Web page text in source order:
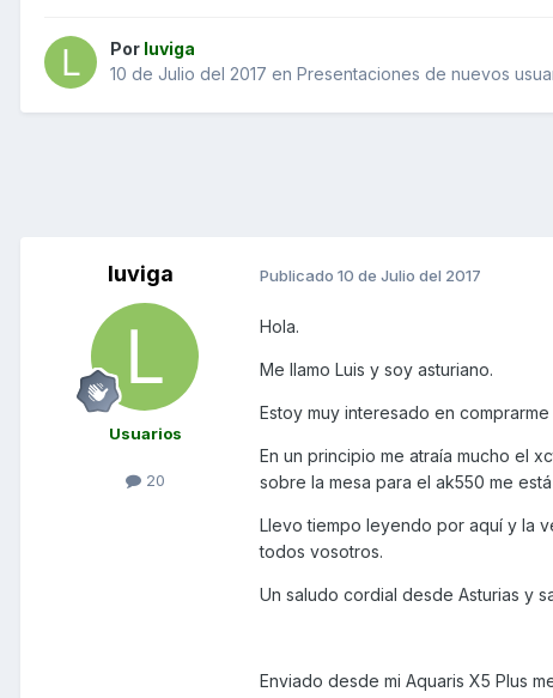
Por luviga
10 de Julio del 2017 en Presentaciones de nuevos
luviga
Usuarios
20
Publicado 10 de Julio del 2017
Hola.
Me llamo Luis y soy asturiano.
Estoy muy interesado en
En un principio me atraía mucho el
sobre la mesa para el ak550 me
Llevo tiempo leyendo por aquí y la
todos vosotros.
Un saludo cordial desde Asturias y
Enviado desde mi Aquaris X5 Plus